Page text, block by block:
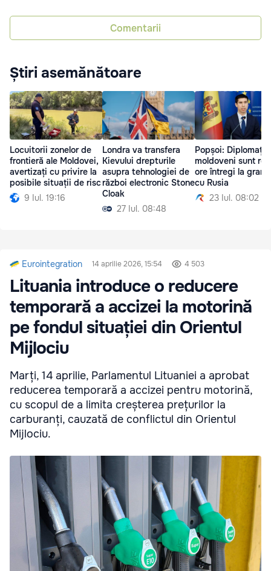
Comentarii
Știri asemănătoare
Locuitorii zonelor de
frontieră ale Moldovei,
avertizați cu privire la
posibile situații de risc
9 Iul. 19:16
Londra va transfera
Kievului drepturile
asupra tehnologiei de
război electronic Stone
Cloak
27 Iul. 08:48
Popșoi: Diplomații
moldoveni sunt
ore întregi la
cu Rusia
23 Iul. 08:02
Eurointegration 14 aprilie 2026, 15:54 4 503
Lituania introduce o reducere
temporară a accizei la motorină
pe fondul situației din Orientul
Mijlociu
Marți, 14 aprilie, Parlamentul Lituaniei a aprobat
reducerea temporară a accizei pentru motorină,
cu scopul de a limita creșterea prețurilor la
carburanți, cauzată de conflictul din Orientul
Mijlociu.